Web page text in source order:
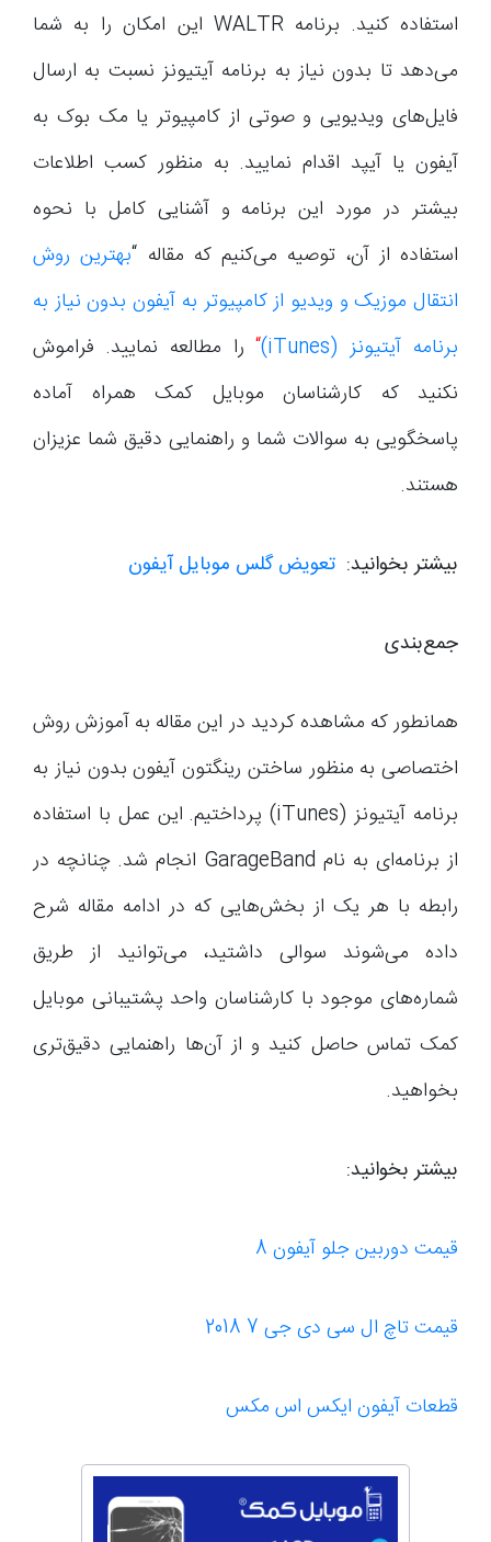
استفاده کنید. برنامه WALTR این امکان را به شما
می‌دهد تا بدون نیاز به برنامه آیتیونز نسبت به ارسال
فایل‌های ویدیویی و صوتی از کامپیوتر یا مک بوک به
آیفون یا آیپد اقدام نمایید. به منظور کسب اطلاعات
بیشتر در مورد این برنامه و آشنایی کامل با نحوه
استفاده از آن، توصیه می‌کنیم که مقاله “بهترین روش
انتقال موزیک و ویدیو از کامپیوتر به آیفون بدون نیاز به
برنامه آیتیونز (iTunes)
“را مطالعه نمایید. فراموش
نکنید که کارشناسان موبایل کمک همراه آماده
پاسخگویی به سوالات شما و راهنمایی دقیق شما عزیزان
هستند.
بیشتر بخوانید: تعویض گلس موبایل آیفون
جمع‌بندی
همانطور که مشاهده کردید در این مقاله به آموزش روش
اختصاصی به منظور ساختن رینگتون آیفون بدون نیاز به
برنامه آیتیونز (iTunes) پرداختیم. این عمل با استفاده
از برنامه‌ای به نام GarageBand انجام شد. چنانچه در
رابطه با هر یک از بخش‌هایی که در ادامه مقاله شرح
داده می‌شوند سوالی داشتید، می‌توانید از طریق
شماره‌های موجود با کارشناسان واحد پشتیبانی موبایل
کمک تماس حاصل کنید و از آن‌ها راهنمایی دقیق‌تری
بخواهید.
بیشتر بخوانید:
قیمت دوربین جلو آیفون 8
قیمت تاچ ال سی دی جی 7 2018
قطعات آیفون ایکس اس مکس